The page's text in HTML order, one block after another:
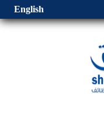
English